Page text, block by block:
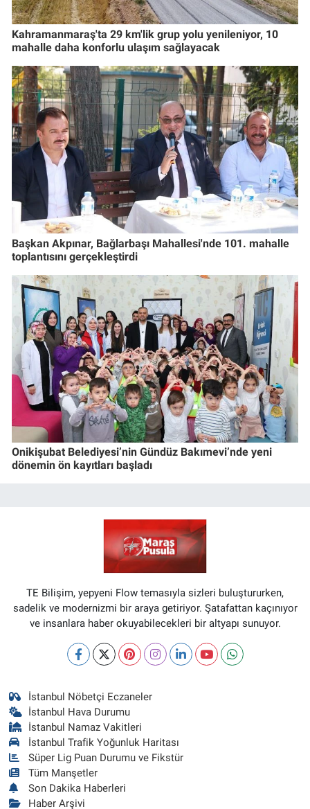
Kahramanmaraş'ta 29 km'lik grup yolu yenileniyor, 10
mahalle daha konforlu ulaşım sağlayacak
Başkan Akpınar, Bağlarbaşı Mahallesi'nde 101. mahalle
toplantısını gerçekleştirdi
Onikişubat Belediyesi’nin Gündüz Bakımevi’nde yeni
dönemin ön kayıtları başladı
TE Bilişim, yepyeni Flow temasıyla sizleri buluştururken,
sadelik ve modernizmi bir araya getiriyor. Şatafattan kaçınıyor
ve insanlara haber okuyabilecekleri bir altyapı sunuyor.
İstanbul Nöbetçi Eczaneler
İstanbul Hava Durumu
İstanbul Namaz Vakitleri
İstanbul Trafik Yoğunluk Haritası
Süper Lig Puan Durumu ve Fikstür
Tüm Manşetler
Son Dakika Haberleri
Haber Arşivi